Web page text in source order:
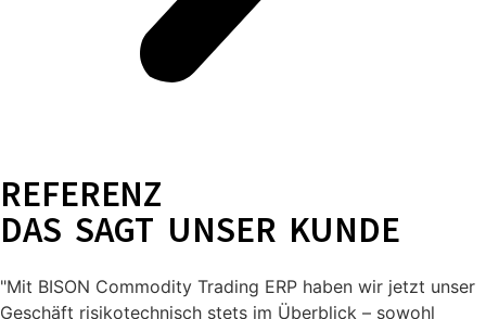
REFERENZ
DAS SAGT UNSER KUNDE
"Mit BISON Commodity Trading ERP haben wir jetzt unser
Geschäft risikotechnisch stets im Überblick – sowohl